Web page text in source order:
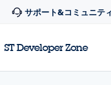
サポート&コミュニテ
ST Developer Zone